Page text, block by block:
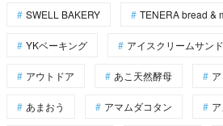
SWELL BAKERY TENERA bread &
YKベーキング アイスクリームサンド
アウトドア あこ天然酵母
あまおう アマムダコタン